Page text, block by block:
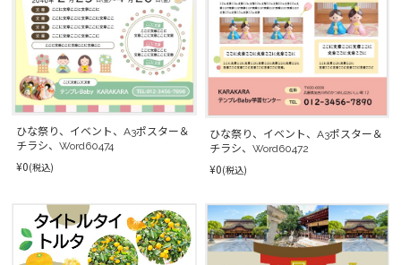
ひな祭り、イベント、A3ポスター＆
チラシ、Word60474
¥0(税込)
ひな祭り、イベント、A3ポスター＆
チラシ、Word60472
¥0(税込)